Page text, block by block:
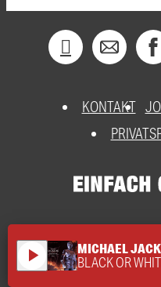
KONTAKT
play_arrow MICHAEL
BLACK OR